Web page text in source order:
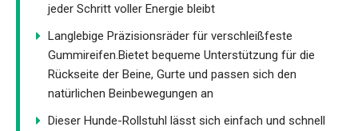
jeder Schritt voller Energie bleibt
Langlebige Präzisionsräder für verschleißfeste
Gummireifen.Bietet bequeme Unterstützung für die
Rückseite der Beine, Gurte und passen sich den
natürlichen Beinbewegungen an
Dieser Hunde-Rollstuhl lässt sich einfach und schnell